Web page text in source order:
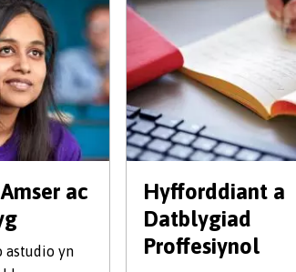
ac
astudio yn
Hyfforddiant a
Datblygiad
Proffesiynol